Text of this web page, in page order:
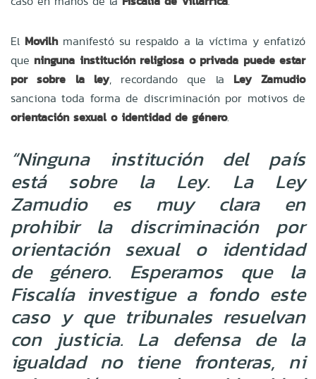
El Movilhmanifestó su respaldo a la víctima y enfatizó
que ninguna institución religiosa o privada puede estar
por sobre la ley, recordando que la Ley Zamudio
sanciona toda forma de discriminación por motivos de
orientación sexual o identidad de género.
“Ninguna institución del país
está sobre la Ley. La Ley
Zamudio es muy clara en
prohibir la discriminación por
orientación sexual o identidad
de género. Esperamos que la
Fiscalía investigue a fondo este
caso y que tribunales resuelvan
con justicia. La defensa de la
igualdad no tiene fronteras, ni